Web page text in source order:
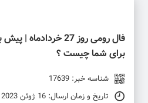
فال رومی روز 27
برای شما چیست ؟
شناسه خبر: 17639
تاریخ و زمان ارسال: 16 ژوئن 2023 ساعت 17:15